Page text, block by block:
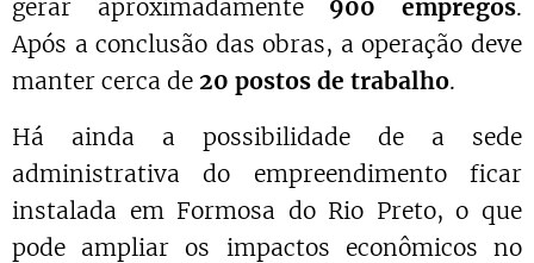
gerar aproximadamente 900 empregos.
Após a conclusão das obras, a operação deve
manter cerca de 20 postos de trabalho.
Há ainda a possibilidade de a sede
administrativa do empreendimento ficar
instalada em Formosa do Rio Preto, o que
pode ampliar os impactos econômicos no